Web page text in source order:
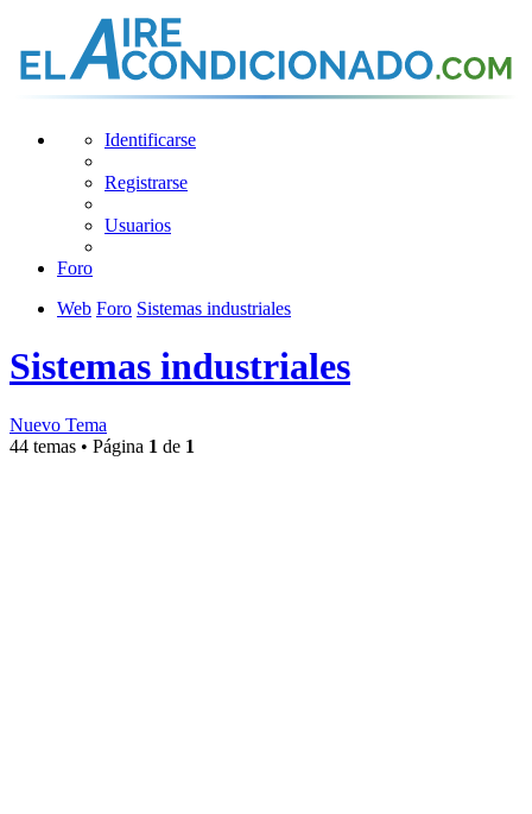
Identificarse
Registrarse
Usuarios
Foro
Web Foro Sistemas industriales
Sistemas industriales
Nuevo Tema
44 temas • Página 1 de 1